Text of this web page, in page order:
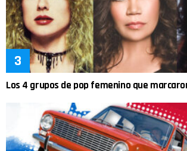
Los 4 grupos de pop femenino que